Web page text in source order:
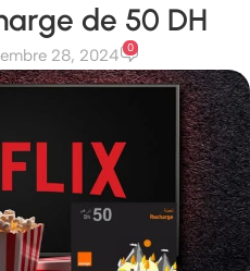
de 50 DH
28, 2024 0